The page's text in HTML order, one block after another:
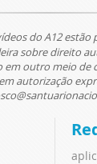
do A12 estão
sobre direito
outro meio de
autorização